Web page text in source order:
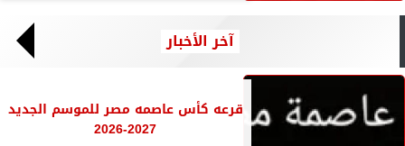
آخر الأخبار
قرعه كأس عاصمه مصر للموسم الجديد
2027-2026